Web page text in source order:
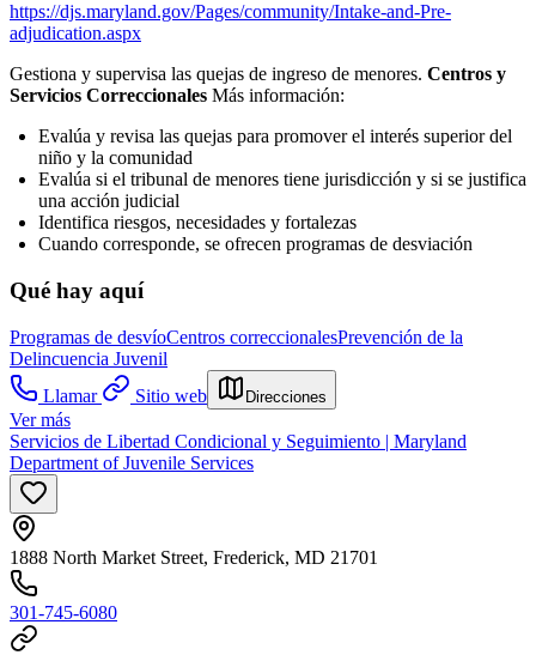
https://djs.maryland.gov/Pages/community/Intake-and-Pre-
adjudication.aspx
Gestiona y supervisa las quejas de ingreso de menores. Centros y
Servicios Correccionales Más información:
Evalúa y revisa las quejas para promover el interés superior del
niño y la comunidad
Evalúa si el tribunal de menores tiene jurisdicción y si se justifica
una acción judicial
Identifica riesgos, necesidades y fortalezas
Cuando corresponde, se ofrecen programas de desviación
Qué hay aquí
Programas de desvíoCentros correccionalesPrevención de la
Delincuencia Juvenil
Llamar
Sitio web Direcciones
Ver más
Servicios de Libertad Condicional y Seguimiento | Maryland
Department of Juvenile Services
1888 North Market Street, Frederick, MD 21701
301-745-6080